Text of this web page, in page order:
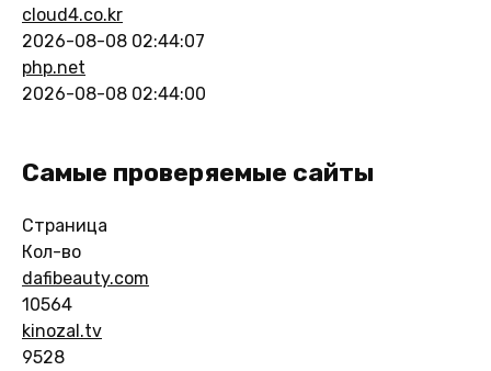
cloud4.co.kr
2026-08-08 02:44:07
php.net
2026-08-08 02:44:00
Самые проверяемые сайты
Страница
Кол-во
dafibeauty.com
10564
kinozal.tv
9528